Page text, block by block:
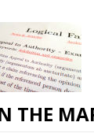
THE